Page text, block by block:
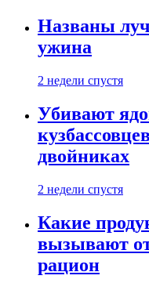
Названы
ужина
2 недели спустя
Убивают
двойниках
2 недели спустя
Какие
вызывают
рацион